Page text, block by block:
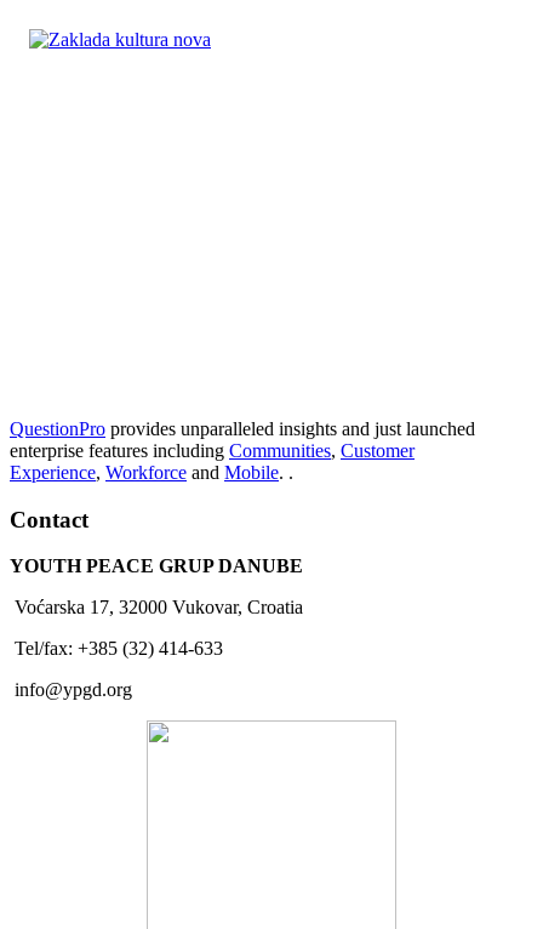
QuestionPro provides unparalleled insights and just launched
enterprise features including Communities, Customer
Experience, Workforce and Mobile. .
Contact
YOUTH PEACE GRUP DANUBE
Voćarska 17, 32000 Vukovar, Croatia
Tel/fax: +385 (32) 414-633
info@ypgd.org